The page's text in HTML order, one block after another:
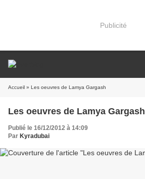
Publicité
Accueil » Les oeuvres de Lamya Gargash
Les oeuvres de Lamya Gargash
Publié le 16/12/2012 à 14:09
Par Kyradubai